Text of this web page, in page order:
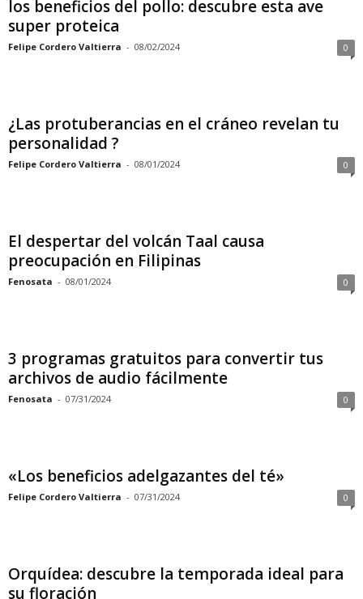
los beneficios del pollo: descubre esta ave
super proteica
Felipe Cordero Valtierra - 08/02/2024 0
¿Las protuberancias en el cráneo revelan tu
personalidad ?
Felipe Cordero Valtierra - 08/01/2024 0
El despertar del volcán Taal causa
preocupación en Filipinas
Fenosata - 08/01/2024 0
3 programas gratuitos para convertir tus
archivos de audio fácilmente
Fenosata - 07/31/2024 0
«Los beneficios adelgazantes del té»
Felipe Cordero Valtierra - 07/31/2024 0
Orquídea: descubre la temporada ideal para
su floración